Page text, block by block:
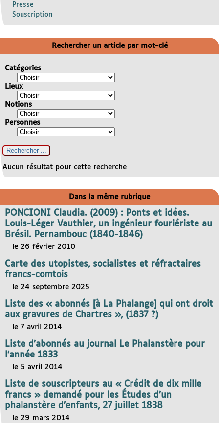
Presse
Souscription
Rechercher un article par mot-clé
Catégories
Lieux
Notions
Personnes
Aucun résultat pour cette recherche
Dans la même rubrique
PONCIONI Claudia. (2009) : Ponts et idées.
Louis-Léger Vauthier, un ingénieur fouriériste au
Brésil. Pernambouc (1840-1846)
le 26 février 2010
Carte des utopistes, socialistes et réfractaires
francs-comtois
le 24 septembre 2025
Liste des « abonnés [à La Phalange] qui ont droit
aux gravures de Chartres », (1837 ?)
le 7 avril 2014
Liste d’abonnés au journal Le Phalanstère pour
l’année 1833
le 5 avril 2014
Liste de souscripteurs au « Crédit de dix mille
francs » demandé pour les Études d’un
phalanstère d’enfants, 27 juillet 1838
le 29 mars 2014